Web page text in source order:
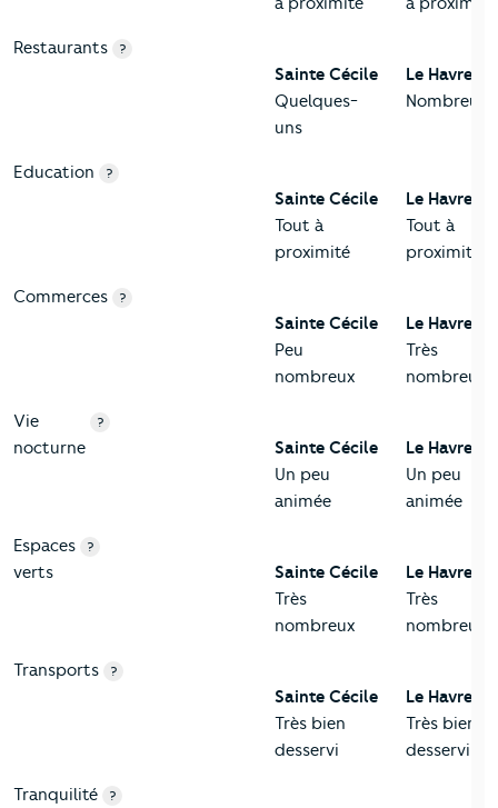
Restaurants ?
Sainte Cécile
Quelques-
uns
Le Havre
Nombreux
Education ?
Sainte Cécile
Tout à
proximité
Le Havre
Tout à
proximité
Commerces ?
Sainte Cécile
Peu
nombreux
Le Havre
Très
nombreux
Vie
nocturne
?
Sainte Cécile
Un peu
animée
Le Havre
Un peu
animée
Espaces
verts
?
Sainte Cécile
Très
nombreux
Le Havre
Très
nombreux
Transports ?
Sainte Cécile
Très bien
desservi
Le Havre
Très bien
desservi
Tranquilité ?